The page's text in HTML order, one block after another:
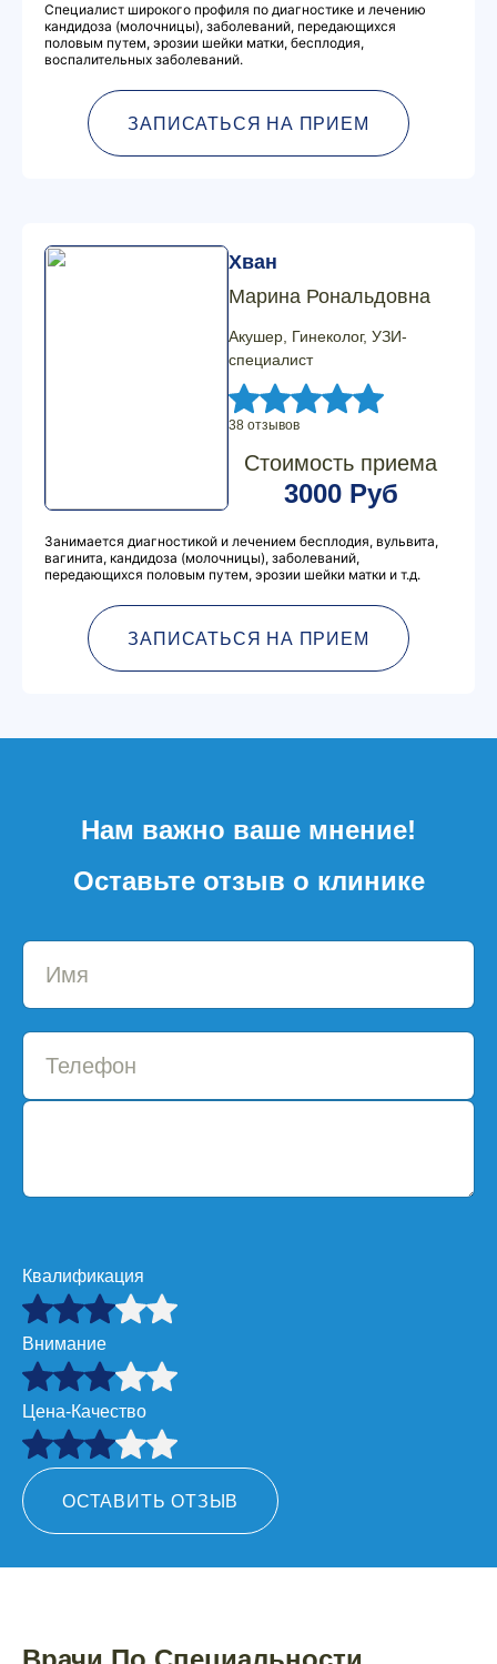
Специалист широкого профиля по диагностике и лечению
кандидоза (молочницы), заболеваний, передающихся
половым путем, эрозии шейки матки, бесплодия,
воспалительных заболеваний.
ЗАПИСАТЬСЯ НА ПРИЕМ
Хван
Марина Рональдовна
Акушер, Гинеколог, УЗИ-
специалист
38 отзывов
Стоимость приема
3000 Руб
Занимается диагностикой и лечением бесплодия, вульвита,
вагинита, кандидоза (молочницы), заболеваний,
передающихся половым путем, эрозии шейки матки и т.д.
ЗАПИСАТЬСЯ НА ПРИЕМ
Нам важно ваше мнение!
Оставьте отзыв о клинике
Квалификация
Внимание
Цена-Качество
ОСТАВИТЬ ОТЗЫВ